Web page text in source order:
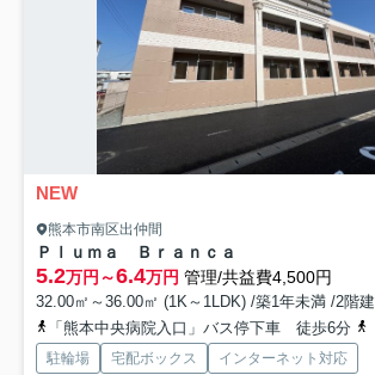
NEW
熊本市南区出仲間
Ｐｌｕｍａ Ｂｒａｎｃａ
5.2万円～6.4万円 管理/共益費4,500円
32.00㎡～36.00㎡ (1K～1LDK) /築1年未満 /2階建
「熊本中央病院入口」バス停下車 徒歩6分
駐輪場 宅配ボックス インターネット対応